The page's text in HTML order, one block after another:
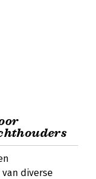
diverse